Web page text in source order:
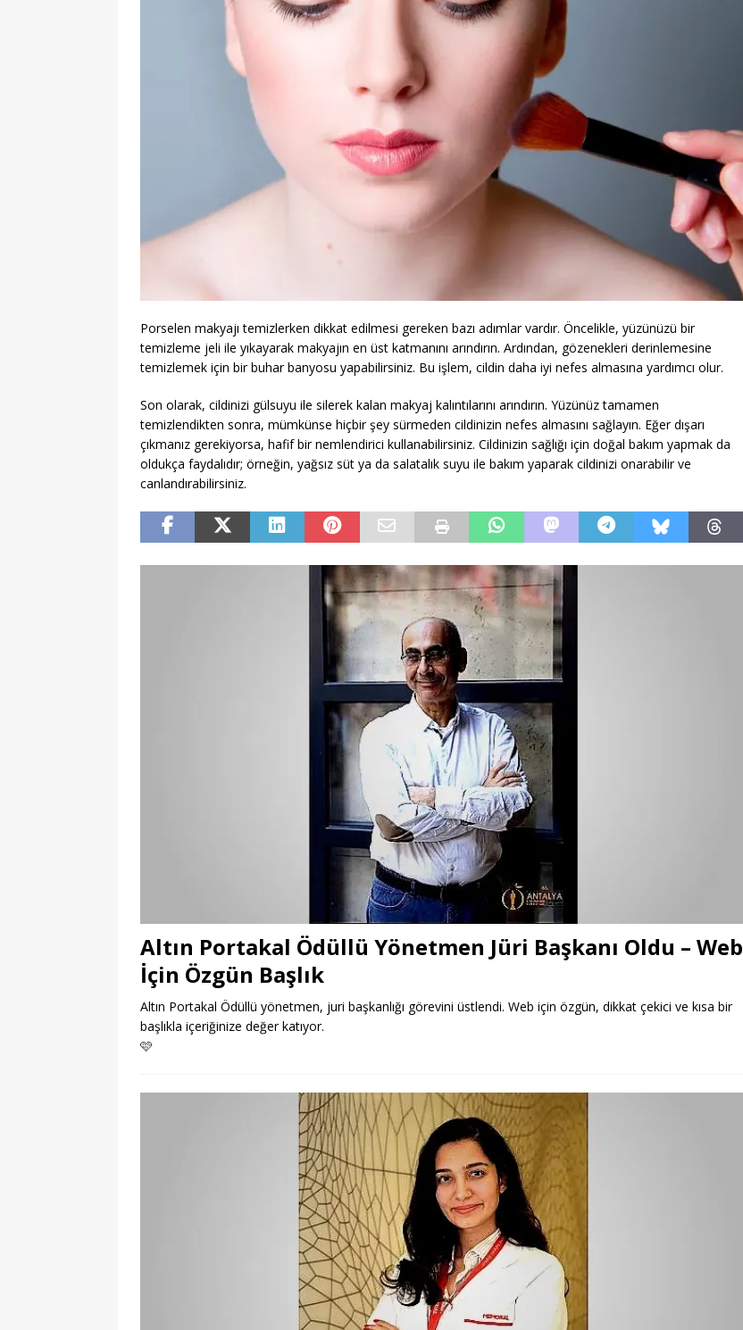
Porselen makyajı temizlerken dikkat edilmesi gereken bazı adımlar vardır. Öncelikle, yüzünüzü bir
temizleme jeli ile yıkayarak makyajın en üst katmanını arındırın. Ardından, gözenekleri derinlemesine
temizlemek için bir buhar banyosu yapabilirsiniz. Bu işlem, cildin daha iyi nefes almasına yardımcı olur.
Son olarak, cildinizi gülsuyu ile silerek kalan makyaj kalıntılarını arındırın. Yüzünüz tamamen
temizlendikten sonra, mümkünse hiçbir şey sürmeden cildinizin nefes almasını sağlayın. Eğer dışarı
çıkmanız gerekiyorsa, hafif bir nemlendirici kullanabilirsiniz. Cildinizin sağlığı için doğal bakım yapmak da
oldukça faydalıdır; örneğin, yağsız süt ya da salatalık suyu ile bakım yaparak cildinizi onarabilir ve
canlandırabilirsiniz.
Altın Portakal Ödüllü Yönetmen Jüri Başkanı Oldu – Web
İçin Özgün Başlık
Altın Portakal Ödüllü yönetmen, juri başkanlığı görevini üstlendi. Web için özgün, dikkat çekici ve kısa bir
başlıkla içeriğinize değer katıyor.
🩷